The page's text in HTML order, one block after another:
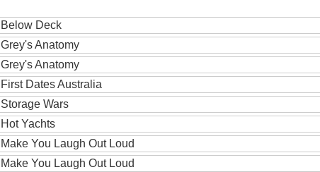
Below Deck
Grey's Anatomy
Grey's Anatomy
First Dates Australia
Storage Wars
Hot Yachts
Make You Laugh Out Loud
Make You Laugh Out Loud